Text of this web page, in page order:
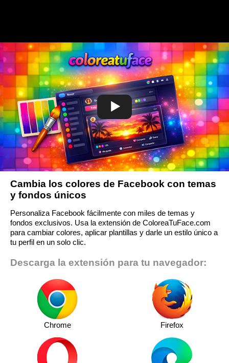
Cambia los colores de Facebook con temas
y fondos únicos
Personaliza Facebook fácilmente con miles de temas y
fondos exclusivos. Usa la extensión de ColoreaTuFace.com
para cambiar colores, aplicar plantillas y darle un estilo único a
tu perfil en un solo clic.
Descarga la extensión para tu navegador:
Chrome Firefox